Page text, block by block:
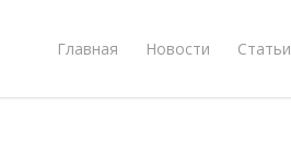
Главная Новости Статьи